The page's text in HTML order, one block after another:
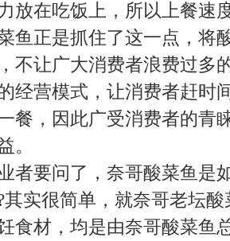
放在吃饭上，所以上餐速
鱼正是抓住了这一点，将
不让广大消费者浪费过多
经营模式，让消费者赶时
餐，因此广受消费者的青
。
者要问了，奈哥酸菜鱼是
其实很简单，就奈哥老坛
食材，均是由奈哥酸菜鱼